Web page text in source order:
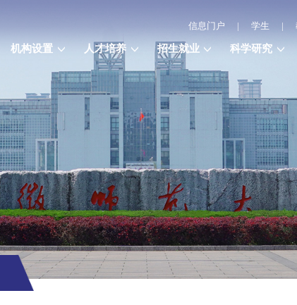
信息门户 | 学生 |
机构设置 人才培养 招生就业 科学研究